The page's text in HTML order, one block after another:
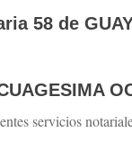
58 de
servicios